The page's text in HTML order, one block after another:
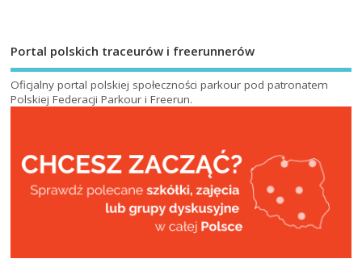
Portal polskich traceurów i freerunnerów
Oficjalny portal polskiej społeczności parkour pod patronatem
Polskiej Federacji Parkour i Freerun.